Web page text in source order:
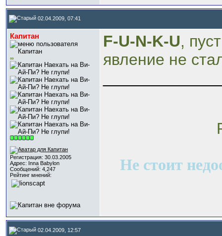
02.04.2009, 07:41
Капитан
∞
Регистрация: 30.03.2005
Адрес: Inna Babylon
Сообщений: 4,247
Рейтинг мнений:
F-U-N-K-U,
явление не
Не стоит
02.04.2009, 12:57